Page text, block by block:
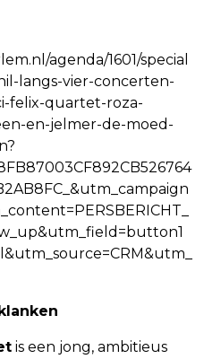
agenda/1601/special
langs-vier-concerten-
felix-quartet-roza-
en-jelmer-de-moed-
is een jong, ambitieus